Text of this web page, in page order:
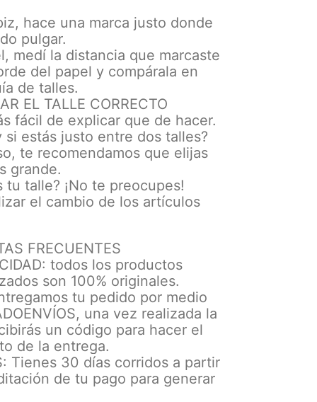
hace una marca justo donde
pulgar.
medí la distancia que marcaste
del papel y compárala en
de talles.
EL TALLE CORRECTO
fácil de explicar que de hacer.
si estás justo entre dos talles?
te recomendamos que elijas
grande.
tu talle? ¡No te preocupes!
el cambio de los artículos
FRECUENTES
todos los productos
son 100% originales.
tu pedido por medio
una vez realizada la
un código para hacer el
de la entrega.
Tienes 30 días corridos a partir
de tu pago para generar